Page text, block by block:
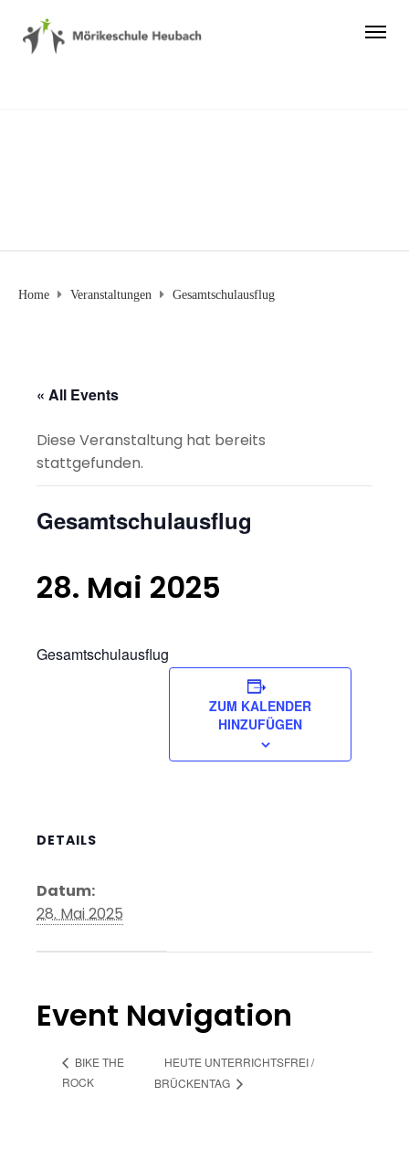
Home Veranstaltungen Gesamtschulausflug
« All Events
Diese Veranstaltung hat bereits
stattgefunden.
Gesamtschulausflug
28. Mai 2025
Gesamtschulausflug
ZUM KALENDER
HINZUFÜGEN
DETAILS
Datum:
28. Mai 2025
Event Navigation
BIKE THE
ROCK
HEUTE UNTERRICHTSFREI /
BRÜCKENTAG